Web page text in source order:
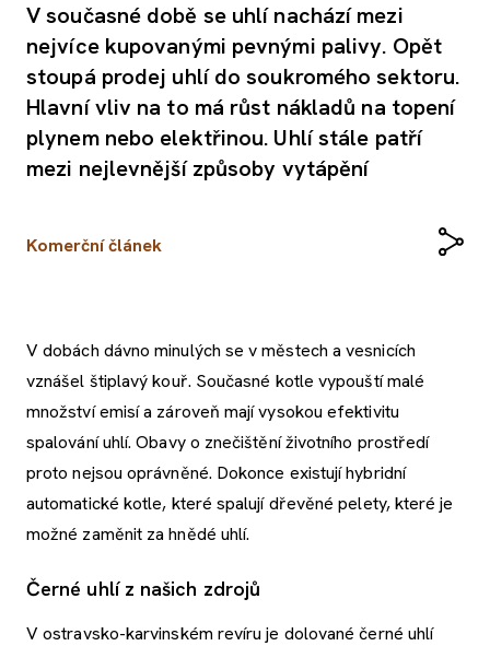
V současné době se uhlí nachází mezi
nejvíce kupovanými pevnými palivy. Opět
stoupá prodej uhlí do soukromého sektoru.
Hlavní vliv na to má růst nákladů na topení
plynem nebo elektřinou. Uhlí stále patří
mezi nejlevnější způsoby vytápění
Komerční článek
V dobách dávno minulých se v městech a vesnicích
vznášel štiplavý kouř. Současné kotle vypouští malé
množství emisí a zároveň mají vysokou efektivitu
spalování uhlí. Obavy o znečištění životního prostředí
proto nejsou oprávněné. Dokonce existují hybridní
automatické kotle, které spalují dřevěné pelety, které je
možné zaměnit za hnědé uhlí.
Černé uhlí z našich zdrojů
V ostravsko-karvinském revíru je dolované černé uhlí